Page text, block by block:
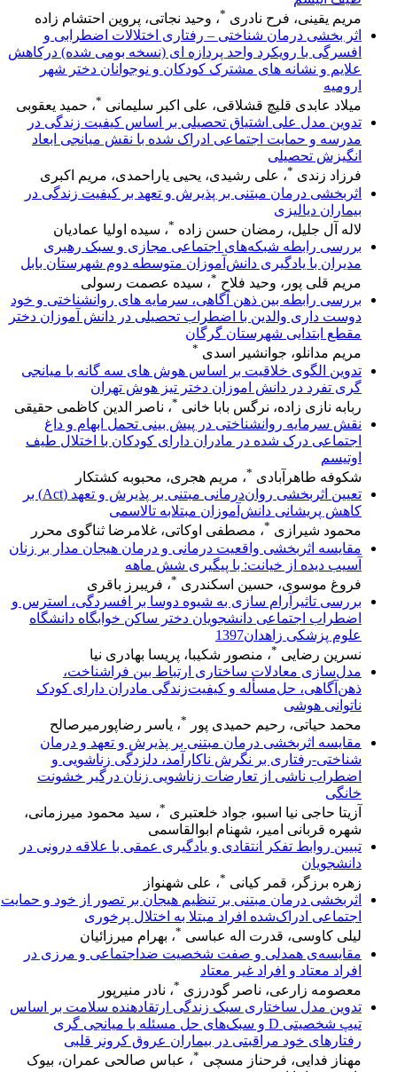
مریم یقینی، فرح نادری *، وحید نجاتی، پروین احتشام زاده
اثر بخشی درمان شناختی – رفتاری اختلالات اضطرابی و
افسرگی با رویکرد واحد پردازه ای (نسخه بومی شده) درکاهش
علایم و نشانه های مشترک کودکان و نوجوانان دختر شهر
ارومیه
میلاد عابدی قلیچ قشلاقی، علی اکبر سلیمانی *، حمید یعقوبی
تدوین مدل علی اشتیاق تحصیلی بر اساس کیفیت زندگی در
مدرسه و حمایت اجتماعی ادراک شده با نقش میانجی ابعاد
انگیزش تحصیلی
فرزاد زندی * ، علی رشیدی، یحیی یاراحمدی، مریم اکبری
اثربخشی درمان مبتنی بر پذیرش و تعهد بر کیفیت زندگی در
بیماران دیالیزی
لاله آل جلیل، رمضان حسن زاده *، سیده اولیا عمادیان
بررسی رابطه شبکه‌های اجتماعی مجازی و سبک رهبری
مدیران با یادگیری دانش‌آموزان متوسطه دوم شهرستان بابل
مریم قلی پور، وحید فلاح *، سیده عصمت رسولی
بررسی رابطه بین ذهن آگاهی، سرمایه های روانشناختی و خود
دوست داری والدین با اضطراب تحصیلی در دانش آموزان دختر
مقطع ابتدایی شهرستان گرگان
مریم مدانلو، جوانشیر اسدی *
تدوین الگوی خلاقیت بر اساس هوش های سه گانه با میانجی
گری تفرد در دانش اموزان دختر تیز هوش تهران
ربابه نازی زاده، نرگس بابا خانی *، ناصر الدین کاظمی حقیقی
نقش سرمایه روانشناختی در پیش بینی تحمل ابهام و داغ
اجتماعی درک شده در مادران دارای کودکان با اختلال طیف
اوتیسم
شکوفه طاهرآبادی *، مریم هجری، محبوبه کشتکار
تعیین اثربخشی روان‌درمانی مبتنی بر پذیرش و تعهد (‌Act‌) بر
کاهش پریشانی ‌دانش‌آموزان مبتلابه تالاسمی
محمود شیرازی * ، مصطفی اوکاتی، غلامرضا ثناگوی محرر
مقایسه اثربخشی واقعیت درمانی و درمان هیجان مدار بر زنان
آسیب دیده از خیانت: با پیگیری شش ماهه
فروغ موسوی، حسین اسکندری *، فریبرز باقری
بررسی تاثیرآرام سازی به شیوه دوسا بر افسردگی، استرس و
اضطراب اجتماعی دانشجویان دختر ساکن خوابگاه دانشگاه
علوم پزشکی زاهدان1397
نسرین رضایی *، منصور شکیبا، پریسا بهادری نیا
مدل‌سازی معادلات ساختاری ارتباط بین فراشناخت،
ذهن‌آگاهی، حل‌مسأله و کیفیت‌زندگی مادران دارای کودک
ناتوانی هوشی
محمد حیاتی، رحیم حمیدی پور
* ، یاسر رضاپورمیرصالح
مقایسه اثربخشی درمان مبتنی بر پذیرش و تعهد و درمان
شناختی-رفتاری بر نگرش ناکارآمد، دلزدگی زناشویی و
اضطراب ناشی از تعارضات زناشویی زنان درگیر خشونت
خانگی
آزیتا حاجی نیا اسبو، جواد خلعتبری *، سید محمود میرزمانی،
شهره قربانی امیر، شهنام ابوالقاسمی
تبیین روابط تفکر انتقادی و یادگیری عمقی با علاقه درونی در
دانشجویان
زهره برزگر، قمر کیانی *، علی شهنواز
اثربخشی درمان مبتنی بر تنظیم هیجان بر تصور از خود و حمایت
اجتماعی ادراک‌شده افراد مبتلا به اختلال پرخوری
لیلی کاوسی، قدرت اله عباسی * ، بهرام میرزائیان
مقایسه‌ی همدلی و صفت شخصیت ضداجتماعی و مرزی در
افراد معتاد و افراد غیر معتاد
معصومه زارعی، ناصر گودرزی *، نادر منیرپور
تدوین مدل ساختاری سبک زندگی ارتقادهنده سلامت بر اساس
تیپ شخصیتی D و سبک‌های حل مسئله با میانجی گری
رفتارهای خود مراقبتی در بیماران عروق کرونر قلبی
مهناز فدایی، فرحناز مسچی *، عباس صالحی عمران، بیوک